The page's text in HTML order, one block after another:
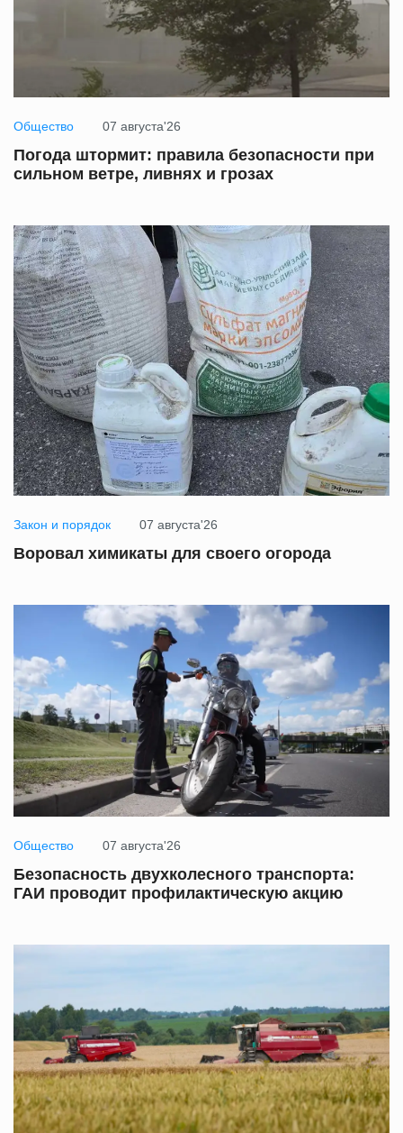
Общество 07 августа'26
Погода штормит: правила безопасности при
сильном ветре, ливнях и грозах
Закон и порядок 07 августа'26
Воровал химикаты для своего огорода
Общество 07 августа'26
Безопасность двухколесного транспорта:
ГАИ проводит профилактическую акцию